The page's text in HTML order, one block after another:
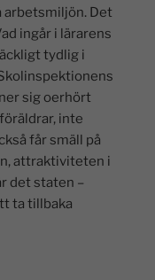
arbetsmiljön. Det
ingår i lärarens
tydlig i
sig oerhört
inte
får smäll på
attraktiviteten i
det staten –
ta tillbaka